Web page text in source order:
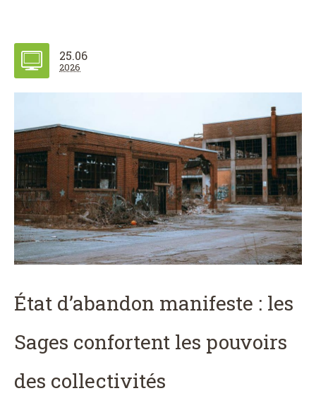
25.06
2026
État d’abandon manifeste : les
Sages confortent les pouvoirs
des collectivités